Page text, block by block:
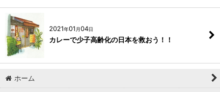
2021年01 月04日
カレーで少子高齢化の日本を救おう！！
ホーム